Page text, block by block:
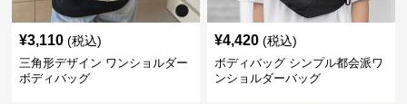
¥3,110 (税込)
三角形デザイン ワンショルダー
ボディバッグ
¥4,420 (税込)
ボディバッグ シンプル都会派ワ
ンショルダーバッグ